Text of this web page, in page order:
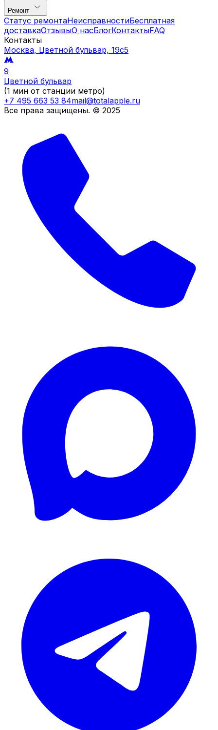
Ремонт
Статус ремонтаНеисправностиБесплатная
доставкаОтзывыО насБлогКонтактыFAQ
Контакты
Москва, Цветной бульвар, 19c5
9
Цветной бульвар
(1 мин от станции метро)
+7 495 663 53 84mail@totalapple.ru
Все права защищены. © 2025